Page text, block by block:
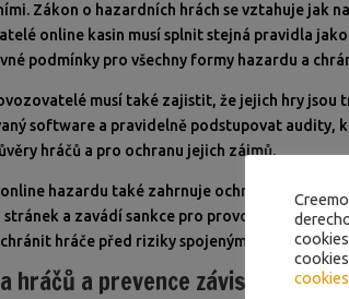
Zákon o hazardních hrách se vztahuje jak
online kasin musí splnit stejná pravidla
podmínky pro všechny formy hazardu a
musí také zajistit, že jejich hry
software a pravidelně podstupovat audity,
hráčů a pro ochranu jejich zájmů.
hazardu také zahrnuje ochranu před
stránek a zavádí sankce pro provozovatele,
hráče před riziky spojenými s
hráčů a prevence závislostí
cookies